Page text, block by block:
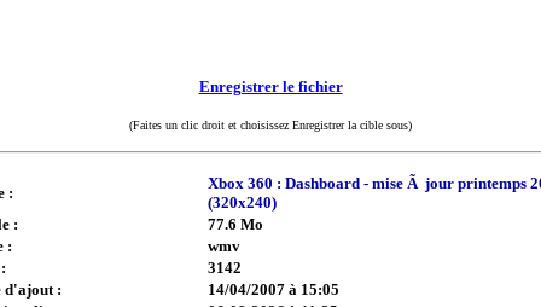
Enregistrer le fichier
(Faites un clic droit et choisissez Enregistrer la cible sous)
:
Xbox 360 : Dashboard - mise Ã jour printemps
(320x240)
:
77.6 Mo
:
wmv
3142
d'ajout :
14/04/2007 à 15:05